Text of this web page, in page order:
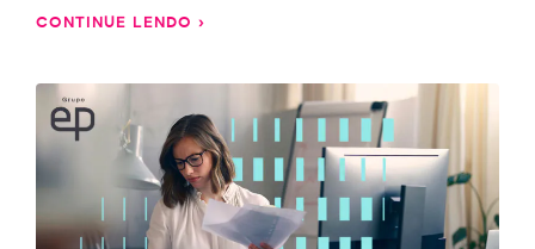
CONTINUE LENDO ›